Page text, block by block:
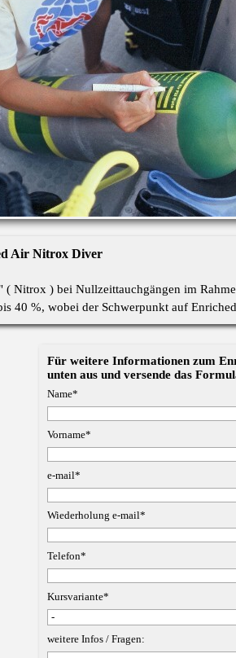
Air Nitrox Diver
) bei Nullzeittauchgängen im
40 %, wobei der Schwerpunkt auf
Für weitere Informationen zum
unten aus und versende das
Name*
Vorname*
e-mail*
Wiederholung e-mail*
Telefon*
Kursvariante*
weitere Infos / Fragen: